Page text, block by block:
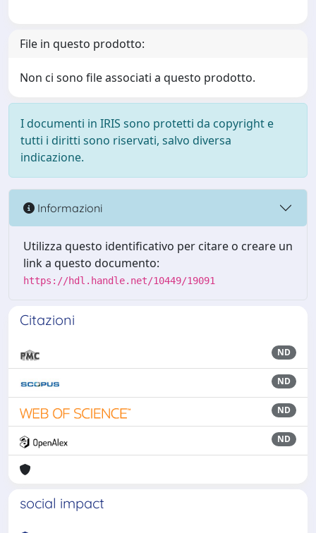
File in questo prodotto:
Non ci sono file associati a questo prodotto.
I documenti in IRIS sono protetti da copyright e
tutti i diritti sono riservati, salvo diversa
indicazione.
Informazioni
Utilizza questo identificativo per citare o creare un
link a questo documento:
https://hdl.handle.net/10449/19091
Citazioni
ND
ND
ND
ND
social impact